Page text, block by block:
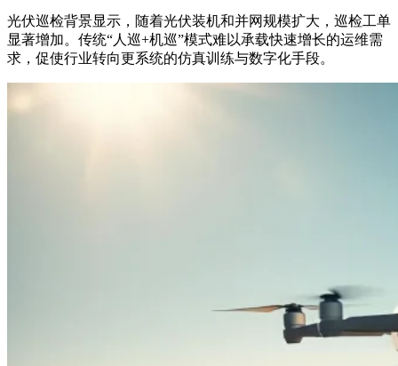
光伏巡检背景显示，随着光伏装机和并网规模扩大，巡检工单
显著增加。传统“人巡+机巡”模式难以承载快速增长的运维需
求，促使行业转向更系统的仿真训练与数字化手段。